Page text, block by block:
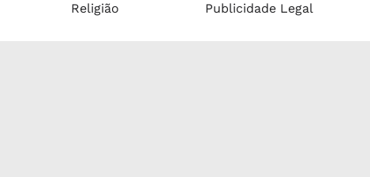
Religião Publicidade Legal